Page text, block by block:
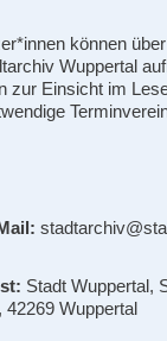
können
Wuppertal
zur Einsicht im
Stadt Wuppertal,
42269 Wuppertal